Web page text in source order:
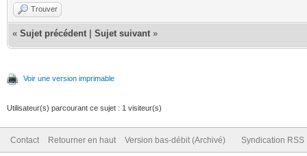
Trouver
« Sujet précédent Sujet suivant »
Voir une version imprimable
Utilisateur(s) parcourant ce sujet : 1 visiteur(s)
Contact Retourner en haut Version bas-débit (Archivé) Syndication RSS